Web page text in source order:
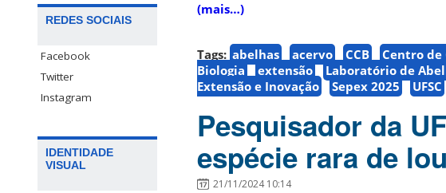
REDES SOCIAIS
Facebook
Twitter
Instagram
IDENTIDADE
VISUAL
(mais…)
Tags: abelhas acervo CCB Centro de
Biologia
extensão Laboratório de
Extensão e Inovação
Sepex 2025 UFSC
Pesquisador da
espécie rara de
21/11/2024 10:14